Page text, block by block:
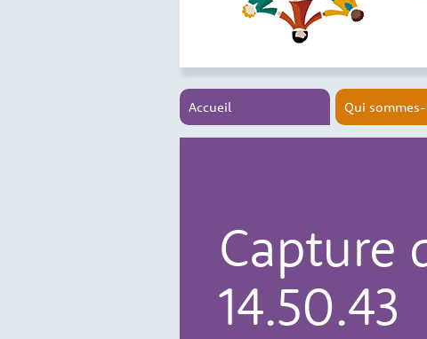
Accueil Qui
Capture
14.50.43